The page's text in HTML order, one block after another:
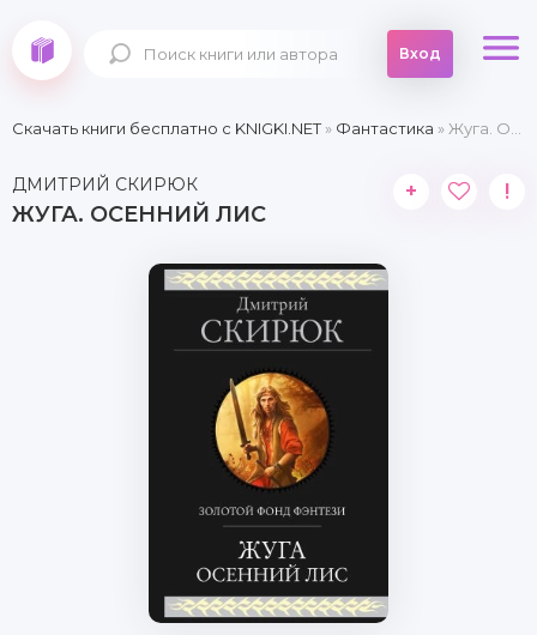
Вход
Скачать книги бесплатно c KNIGKI.NET» Фантастика » Жуга. Осенний лис
ДМИТРИЙ СКИРЮК
ЖУГА. ОСЕННИЙ ЛИС
+ !